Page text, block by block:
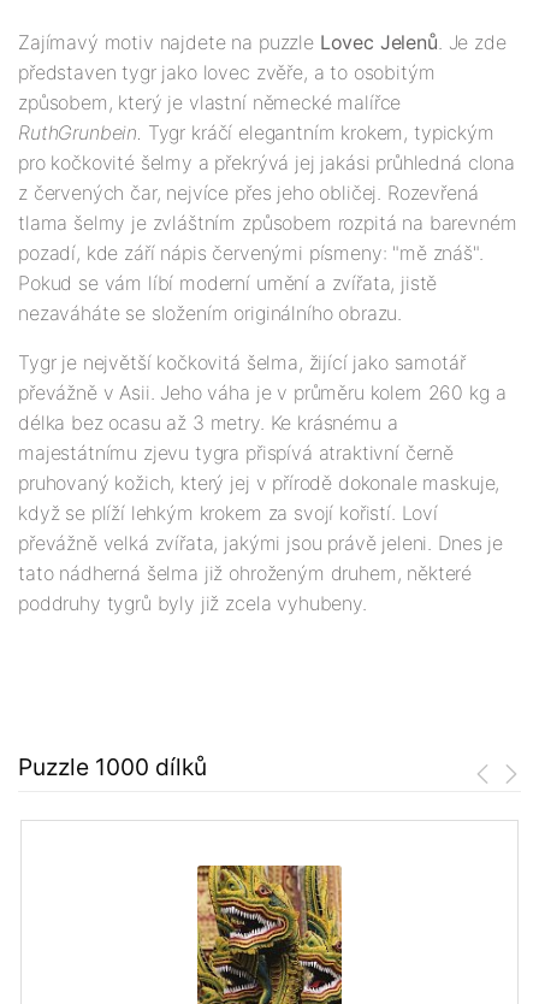
Zajímavý motiv najdete na puzzle Lovec Jelenů. Je zde
představen tygr jako lovec zvěře, a to osobitým
způsobem, který je vlastní německé malířce
RuthGrunbein. Tygr kráčí elegantním krokem, typickým
pro kočkovité šelmy a překrývá jej jakási průhledná clona
z červených čar, nejvíce přes jeho obličej. Rozevřená
tlama šelmy je zvláštním způsobem rozpitá na barevném
pozadí, kde září nápis červenými písmeny: "mě znáš".
Pokud se vám líbí moderní umění a zvířata, jistě
nezaváháte se složením originálního obrazu.
Tygr je největší kočkovitá šelma, žijící jako samotář
převážně v Asii. Jeho váha je v průměru kolem 260 kg a
délka bez ocasu až 3 metry. Ke krásnému a
majestátnímu zjevu tygra přispívá atraktivní černě
pruhovaný kožich, který jej v přírodě dokonale maskuje,
když se plíží lehkým krokem za svojí kořistí. Loví
převážně velká zvířata, jakými jsou právě jeleni. Dnes je
tato nádherná šelma již ohroženým druhem, některé
poddruhy tygrů byly již zcela vyhubeny.
Puzzle 1000 dílků